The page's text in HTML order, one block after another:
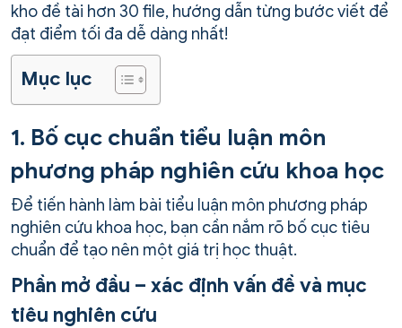
kho đề tài hơn 30 file, hướng dẫn từng bước viết để
đạt điểm tối đa dễ dàng nhất!
Mục lục
1. Bố cục chuẩn tiểu luận môn
phương pháp nghiên cứu khoa học
Để tiến hành làm bài tiểu luận môn phương pháp
nghiên cứu khoa học, bạn cần nắm rõ bố cục tiêu
chuẩn để tạo nên một giá trị học thuật.
Phần mở đầu – xác định vấn đề và mục
tiêu nghiên cứu